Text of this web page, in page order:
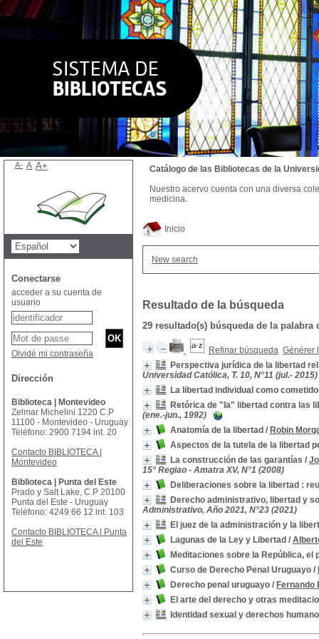
Inicio
New search
Resultado de la búsqueda
29 resultado(s) búsqueda de la palabra
Refinar búsqueda Générer
Perspectiva jurídica de la libertad
Universidad Católica, T. 10, N°11 (jul.- 2015)
La libertad individual como
Retórica de "la" libertad contra las
(ene.-jun., 1992)
Anatomía de la libertad / Robin
Aspectos de la tutela de la libertad
La construcción de las garantías /
15° Regiao - Amatra XV, N°1 (2008)
Deliberaciones sobre la libertad :
Derecho administrativo, libertad y
Administrativo, Año 2021, N°23 (2021)
El juez de la administración y la
Lagunas de la Ley y Libertad /
Meditaciones sobre la República, el
Curso de Derecho Penal Uruguayo /
Derecho penal uruguayo / Fernando
El arte del derecho y otras
Identidad sexual y derechos
Catálogo de las Bibliotecas de la
Nuestro acervo cuenta con una diversa
medicina.
A- A A+
Conectarse
acceder a su cuenta de
usuario
Olvidé mi contraseña
Dirección
Biblioteca | Montevideo
Zelmar Michelini 1220 C.P
11100 - Montevideo - Uruguay
Teléfono: 2900 7194 int. 20
Contacto BIBLIOTECA |
Montevideo
Biblioteca | Punta del Este
Prado y Salt Lake, C.P 20100
Punta del Este - Uruguay
Teléfono: 4249 66 12 int. 103
Contacto BIBLIOTECA | Punta
del Este